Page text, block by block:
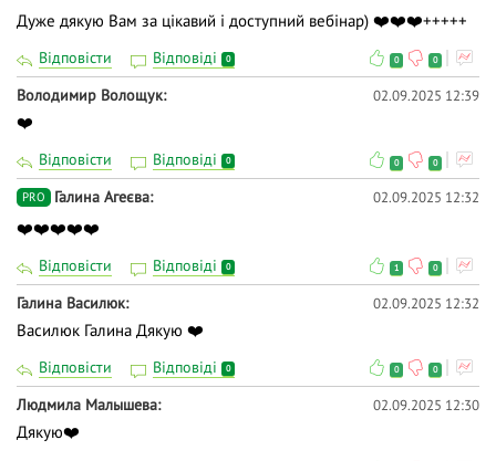
Дуже дякую Вам за цікавий і доступний вебінар) ❤️❤️❤️+++++
Відповісти Відповіді 0 0 0
Володимир Волощук 02.09.2025 12:39
❤️
Відповісти Відповіді 0 0 0
PRO Галина Агеєва 02.09.2025 12:32
❤️❤️❤️❤️❤️
Відповісти Відповіді 0 1 0
Галина Василюк 02.09.2025 12:32
Василюк Галина Дякую ❤️
Відповісти Відповіді 0 0 0
Людмила Малышева 02.09.2025 12:30
Дякую❤️